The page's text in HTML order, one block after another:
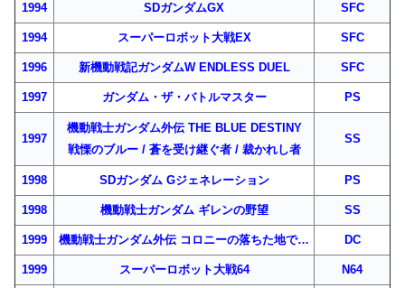
1994 SDガンダムGX SFC
1994 スーパーロボット大戦EX SFC
1996 新機動戦記ガンダムW ENDLESS DUEL SFC
1997 ガンダム・ザ・バトルマスター PS
1997
機動戦士ガンダム外伝 THE BLUE DESTINY
戦慄のブルー / 蒼を受け継ぐ者 / 裁かれし者
SS
1998 SDガンダム Gジェネレーション PS
1998 機動戦士ガンダム ギレンの野望 SS
1999 機動戦士ガンダム外伝 コロニーの落ちた地で… DC
1999 スーパーロボット大戦64 N64